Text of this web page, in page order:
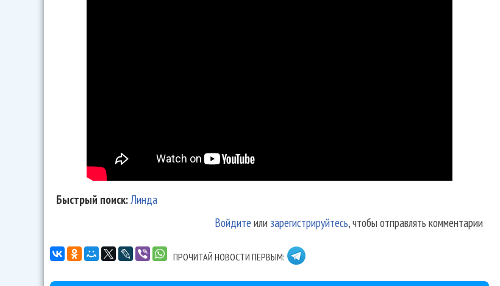
Быстрый поиск:Линда
Войдите или зарегистрируйтесь, чтобы отправлять комментарии
ПРОЧИТАЙ НОВОСТИ ПЕРВЫМ: